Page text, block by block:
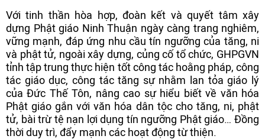
Với tinh thần hòa hợp, đoàn kết và quyết tâm xây
dựng Phật giáo Ninh Thuận ngày càng trang nghiêm,
vững mạnh, đáp ứng nhu cầu tín ngưỡng của tăng, ni
và phật tử, ngoài xây dựng, củng cố tổ chức, GHPGVN
tỉnh tập trung thực hiện tốt công tác hoằng pháp, công
tác giáo dục, công tác tăng sự nhằm lan tỏa giáo lý
của Đức Thế Tôn, nâng cao sự hiểu biết về văn hóa
Phật giáo gắn với văn hóa dân tộc cho tăng, ni, phật
tử, bài trừ tệ nạn lợi dụng tín ngưỡng Phật giáo… Đồng
thời duy trì, đẩy mạnh các hoạt động từ thiện.